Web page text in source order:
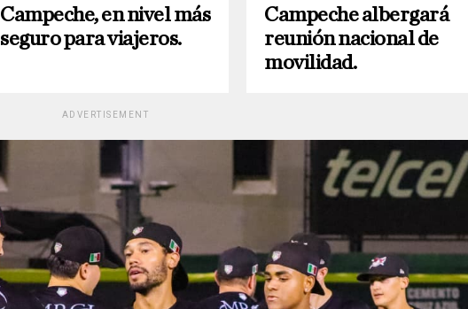
Campeche, en nivel más
seguro para viajeros.
Campeche albergará
reunión nacional de
movilidad.
ADVERTISEMENT